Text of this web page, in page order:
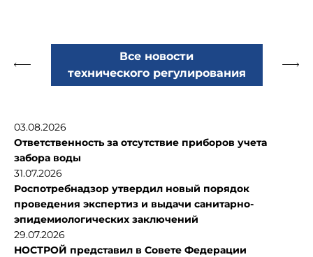
Все новости
технического регулирования
03.08.2026
Ответственность за отсутствие приборов учета
забора воды
31.07.2026
Роспотребнадзор утвердил новый порядок
проведения экспертиз и выдачи санитарно-
эпидемиологических заключений
29.07.2026
НОСТРОЙ представил в Совете Федерации